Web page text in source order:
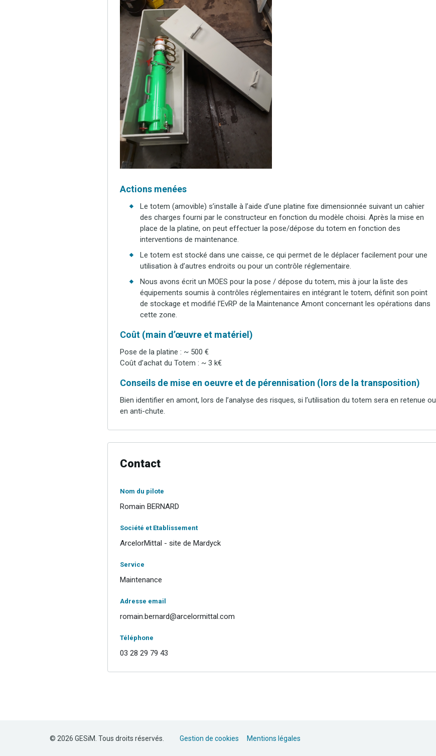
Actions menées
Le totem (amovible) s’installe à l’aide d’une platine fixe dimensionnée suivant un cahier
des charges fourni par le constructeur en fonction du modèle choisi. Après la mise en
place de la platine, on peut effectuer la pose/dépose du totem en fonction des
interventions de maintenance.
Le totem est stocké dans une caisse, ce qui permet de le déplacer facilement pour une
utilisation à d’autres endroits ou pour un contrôle réglementaire.
Nous avons écrit un MOES pour la pose / dépose du totem, mis à jour la liste des
équipements soumis à contrôles réglementaires en intégrant le totem, définit son point
de stockage et modifié l’EvRP de la Maintenance Amont concernant les opérations dans
cette zone.
Coût (main d’œuvre et matériel)
Pose de la platine : ~ 500 €
Coût d’achat du Totem : ~ 3 k€
Conseils de mise en oeuvre et de pérennisation (lors de la transposition)
Bien identifier en amont, lors de l’analyse des risques, si l’utilisation du totem sera en retenue ou
en anti-chute.
Contact
Nom du pilote
Romain BERNARD
Société et Etablissement
ArcelorMittal - site de Mardyck
Service
Maintenance
Adresse email
romain.bernard@arcelormittal.com
Téléphone
03 28 29 79 43
© 2026 GESiM. Tous droits réservés. Gestion de cookies Mentions légales